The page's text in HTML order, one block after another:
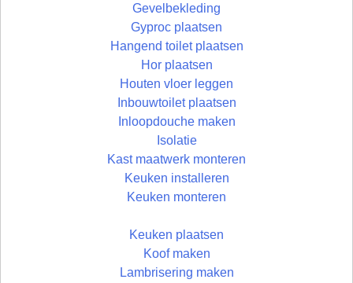
Gevelbekleding
Gyproc plaatsen
Hangend toilet plaatsen
Hor plaatsen
Houten vloer leggen
Inbouwtoilet plaatsen
Inloopdouche maken
Isolatie
Kast maatwerk monteren
Keuken installeren
Keuken monteren
Keuken plaatsen
Koof maken
Lambrisering maken